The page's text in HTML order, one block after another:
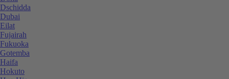
Dschidda
Dubai
Eilat
Fujairah
Fukuoka
Gotemba
Haifa
Hokuto